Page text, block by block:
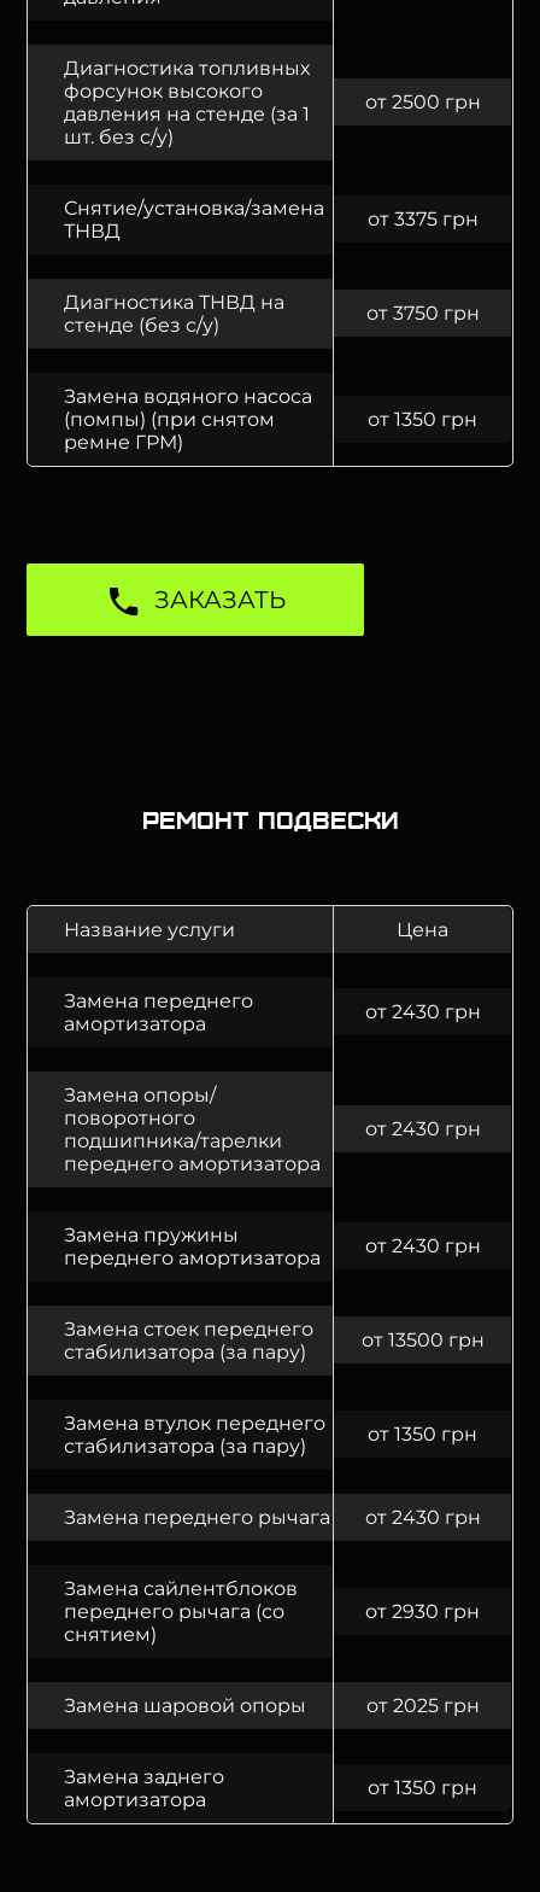
Диагностика топливных
форсунок высокого
давления на стенде (за 1
шт. без с/у)
от 2500 грн
Снятие/установка/замена
ТНВД
от 3375 грн
Диагностика ТНВД на
стенде (без с/у)
от 3750 грн
Замена водяного насоса
(помпы) (при снятом
ремне ГРМ)
от 1350 грн
ЗАКАЗАТЬ
Ремонт подвески
Название услуги Цена
Замена переднего
амортизатора
от 2430 грн
Замена опоры/
поворотного
подшипника/тарелки
переднего амортизатора
от 2430 грн
Замена пружины
переднего амортизатора
от 2430 грн
Замена стоек переднего
стабилизатора (за пару)
от 13500 грн
Замена втулок переднего
стабилизатора (за пару)
от 1350 грн
Замена переднего рычага от 2430 грн
Замена сайлентблоков
переднего рычага (со
снятием)
от 2930 грн
Замена шаровой опоры от 2025 грн
Замена заднего
амортизатора
от 1350 грн